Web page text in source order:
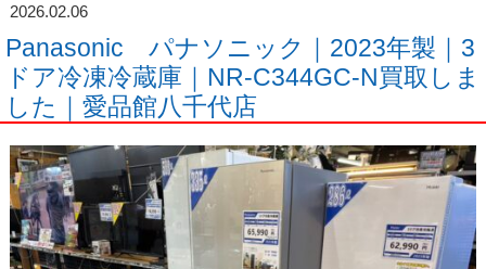
2026.02.06
Panasonic パナソニック｜2023年製｜3
ドア冷凍冷蔵庫｜NR-C344GC-N買取しま
した｜愛品館八千代店